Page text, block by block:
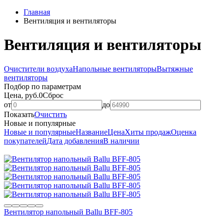
Главная
Вентиляция и вентиляторы
Вентиляция и вентиляторы
Очистители воздухаНапольные вентиляторыВытяжные
вентиляторы
Подбор по параметрам
Цена, руб.0Сброс
от
до
ПоказатьОчистить
Новые и популярные
Новые и популярныеНазваниеЦенаХиты продажОценка
покупателейДата добавленияВ наличии
Вентилятор напольный Ballu BFF-805